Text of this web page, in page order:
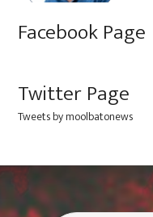
Facebook Page
Twitter Page
Tweets by moolbatonews